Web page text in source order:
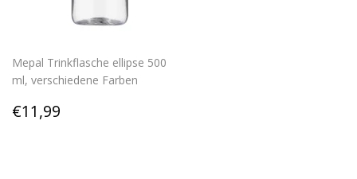
Mepal Trinkflasche ellipse 500
ml, verschiedene Farben
Regular
price
€11,99